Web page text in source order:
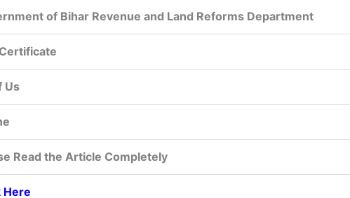
of Bihar Revenue and Land Reforms Department
Us
Read the Article Completely
Here